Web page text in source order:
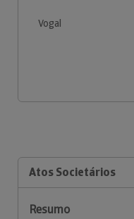
Vogal
Atos Societários
Resumo